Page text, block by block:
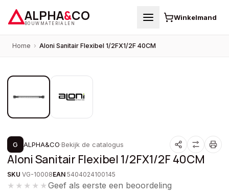
ALPHA&CO
BOUWMATERIALEN
Winkelmand
Home › Aloni Sanitair Flexibel 1/2FX1/2F 40CM
PROMOTIE
G ALPHA&CO·Bekijk de catalogus
Aloni Sanitair Flexibel 1/2FX1/2F 40CM
SKU VG-10008EAN 5404024100145
★★★★★Geef als eerste een beoordeling